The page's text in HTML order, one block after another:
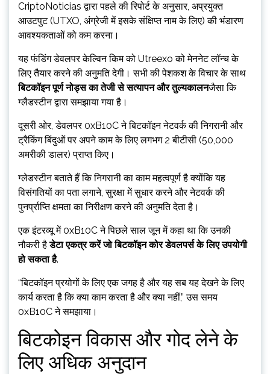
CriptoNoticias द्वारा पहले की रिपोर्ट के अनुसार, अप्रयुक्त
आउटपुट (UTXO, अंग्रेजी में इसके संक्षिप्त नाम के लिए) की भंडारण
आवश्यकताओं को कम करना।
यह फंडिंग डेवलपर केल्विन किम को Utreexo को मेननेट लॉन्च के
लिए तैयार करने की अनुमति देगी। सभी की पेशकश के विचार के साथ
बिटकॉइन पूर्ण नोड्स का तेजी से सत्यापन और तुल्यकालनजैसा कि
ग्लैडस्टीन द्वारा समझाया गया है।
दूसरी ओर, डेवलपर 0xB10C ने बिटकॉइन नेटवर्क की निगरानी और
ट्रैकिंग बिंदुओं पर अपने काम के लिए लगभग 2 बीटीसी (50,000
अमरीकी डालर) प्राप्त किए।
ग्लेडस्टीन बताते हैं कि निगरानी का काम महत्वपूर्ण है क्योंकि यह
विसंगतियों का पता लगाने, सुरक्षा में सुधार करने और नेटवर्क की
पुनर्प्राप्ति क्षमता का निरीक्षण करने की अनुमति देता है।
एक इंटरव्यू में 0xB10C ने पिछले साल जून में कहा था कि उनकी
नौकरी हैडेटा एकत्र करें जो बिटकॉइन कोर डेवलपर्स के लिए उपयोगी
हो सकता है.
“बिटकॉइन प्रयोगों के लिए एक जगह है और यह सब यह देखने के लिए
कार्य करता है कि क्या काम करता है और क्या नहीं,” उस समय
0xB10C ने समझाया।
बिटकोइन विकास और गोद लेने के
लिए अधिक अनुदान